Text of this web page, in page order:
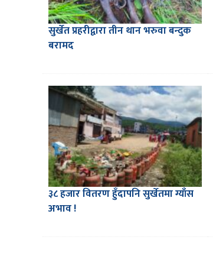
सुर्खेत प्रहरीद्वारा तीन थान भरुवा बन्दुक
बरामद
३८ हजार वितरण हुँदापनि सुर्खेतमा ग्याँस
अभाव !